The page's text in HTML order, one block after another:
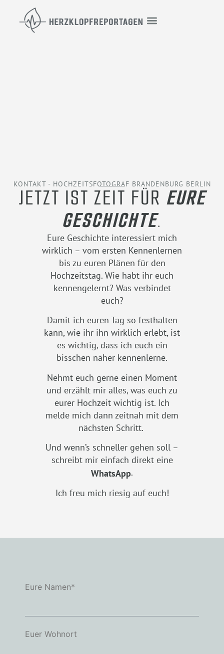
KONTAKT - HOCHZEITSFOTOGRAF BRANDENBURG BERLIN
JETZT IST ZEIT FÜR EURE
GESCHICHTE.
Eure Geschichte interessiert mich
wirklich – vom ersten Kennenlernen
bis zu euren Plänen für den
Hochzeitstag. Wie habt ihr euch
kennengelernt? Was verbindet
euch?
Damit ich euren Tag so festhalten
kann, wie ihr ihn wirklich erlebt, ist
es wichtig, dass ich euch ein
bisschen näher kennenlerne.
Nehmt euch gerne einen Moment
und erzählt mir alles, was euch zu
eurer Hochzeit wichtig ist. Ich
melde mich dann zeitnah mit dem
nächsten Schritt.
Und wenn’s schneller gehen soll –
schreibt mir einfach direkt eine
WhatsApp.
Ich freu mich riesig auf euch!
Eure Namen*
Euer Wohnort